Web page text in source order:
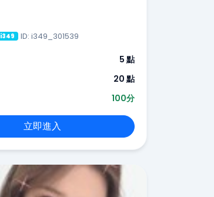
i349 ID: i349_301539
5 點
20 點
100分
立即進入